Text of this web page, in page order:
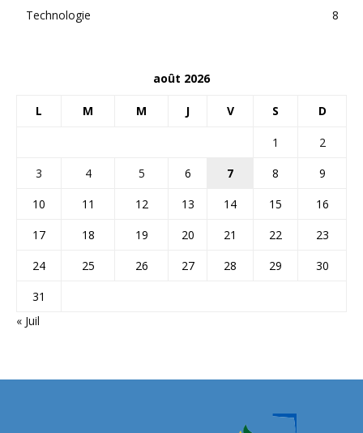
Technologie
8
août 2026
L M M J V S D
1
2
3
4 5 6 7 8
9
10
11 12 13 14 15
16
17
18 19 20 21 22
23
24
25 26 27 28 29
30
31
« Juil